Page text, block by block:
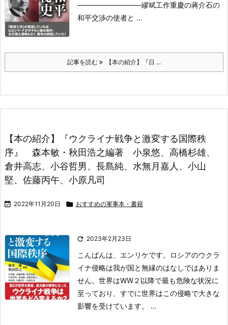
—————————繆斌工作重慶の蔣介石の
和平交渉の使者と ...
記事を読む 【本の紹介】『日 ...
【本の紹介】『ウクライナ戦争と激変する国際秩
序』 森本敏・秋田浩之編著 小泉悠、高橋杉雄、
倉井高志、小谷哲男、長島純、水無月嘉人、小山
堅、佐藤丙午、小原凡司
 2022年11月20日  おすすめの軍事本・書籍
 2023年2月23日
こんばんは、エンリケです。
ロシアのウクラ
イナ侵略は我が国と無縁のはなしではありま
せん。世界はWW２以降で最も危険な状況に
至っており、すでに世界はこの侵略で大きな
影響を受けています。 ...